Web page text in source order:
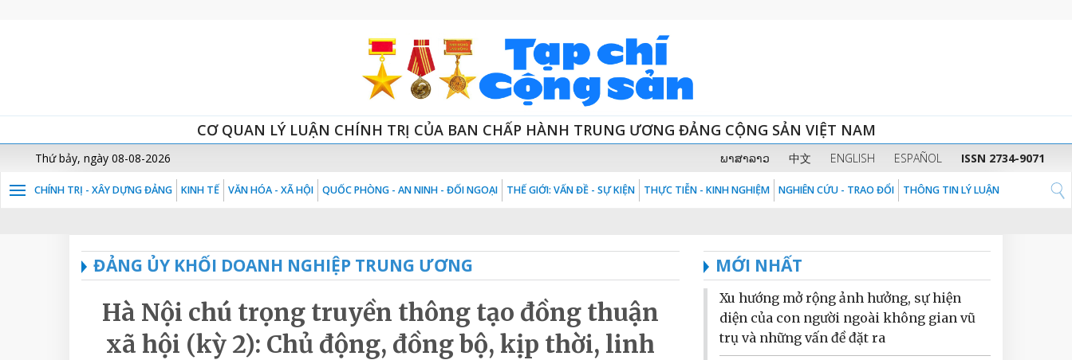
CƠ QUAN LÝ LUẬN CHÍNH TRỊ CỦA BAN CHẤP HÀNH TRUNG ƯƠNG ĐẢNG CỘNG SẢN VIỆT NAM
Thứ bảy, ngày 08-08-2026 ພາສາລາວ 中文 ENGLISH ESPAÑOL ISSN 2734-9071
CHÍNH TRỊ - XÂY DỰNG ĐẢNG KINH TẾ VĂN HÓA - XÃ HỘI QUỐC PHÒNG - AN NINH - ĐỐI NGOẠI THẾ GIỚI: VẤN ĐỀ - SỰ KIỆN THỰC TIỄN - KINH NGHIỆM NGHIÊN CỨU - TRAO ĐỔI THÔNG TIN LÝ LUẬN
ĐẢNG ỦY KHỐI DOANH NGHIỆP TRUNG ƯƠNG
Hà Nội chú trọng truyền thông tạo đồng thuận
xã hội (kỳ 2): Chủ động, đồng bộ, kịp thời, linh
MỚI NHẤT
Xu hướng mở rộng ảnh hưởng, sự hiện
diện của con người ngoài không gian vũ
trụ và những vấn đề đặt ra